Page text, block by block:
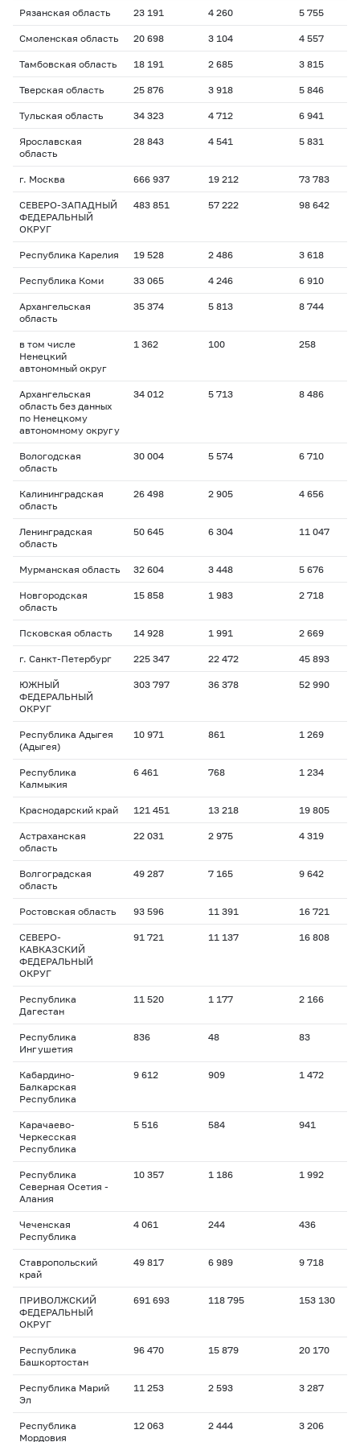
Рязанская область 23 191 4 260 5 755
Смоленская область 20 698 3 104 4 557
Тамбовская область 18 191 2 685 3 815
Тверская область 25 876 3 918 5 846
Тульская область 34 323 4 712 6 941
Ярославская
область
28 843 4 541 5 831
г. Москва 666 937 19 212 73 783
СЕВЕРО-ЗАПАДНЫЙ
ФЕДЕРАЛЬНЫЙ
ОКРУГ
483 851 57 222 98 642
Республика Карелия 19 528 2 486 3 618
Республика Коми 33 065 4 246 6 910
Архангельская
область
35 374 5 813 8 744
в том числе
Ненецкий
автономный округ
1 362 100 258
Архангельская
область без данных
по Ненецкому
автономному округу
34 012 5 713 8 486
Вологодская
область
30 004 5 574 6 710
Калининградская
область
26 498 2 905 4 656
Ленинградская
область
50 645 6 304 11 047
Мурманская область 32 604 3 448 5 676
Новгородская
область
15 858 1 983 2 718
Псковская область 14 928 1 991 2 669
г. Санкт-Петербург 225 347 22 472 45 893
ЮЖНЫЙ
ФЕДЕРАЛЬНЫЙ
ОКРУГ
303 797 36 378 52 990
Республика Адыгея
(Адыгея)
10 971 861 1 269
Республика
Калмыкия
6 461 768 1 234
Краснодарский край 121 451 13 218 19 805
Астраханская
область
22 031 2 975 4 319
Волгоградская
область
49 287 7 165 9 642
Ростовская область 93 596 11 391 16 721
СЕВЕРО-
КАВКАЗСКИЙ
ФЕДЕРАЛЬНЫЙ
ОКРУГ
91 721 11 137 16 808
Республика
Дагестан
11 520 1 177 2 166
Республика
Ингушетия
836 48 83
Кабардино-
Балкарская
Республика
9 612 909 1 472
Карачаево-
Черкесская
Республика
5 516 584 941
Республика
Северная Осетия -
Алания
10 357 1 186 1 992
Чеченская
Республика
4 061 244 436
Ставропольский
край
49 817 6 989 9 718
ПРИВОЛЖСКИЙ
ФЕДЕРАЛЬНЫЙ
ОКРУГ
691 693 118 795 153 130
Республика
Башкортостан
96 470 15 879 20 170
Республика Марий
Эл
11 253 2 593 3 287
Республика
Мордовия
12 063 2 444 3 206